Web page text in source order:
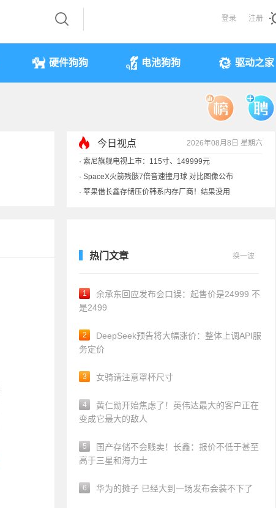
登录 注册
硬件狗狗 电池狗狗 驱动之家
今日视点 2026年08月8日 星期六
·索尼旗舰电视上市：115寸、149999元
· SpaceX火箭残骸7倍音速撞月球 对比图像公布
· 苹果借长鑫存储压价韩系内存厂商！结果没用
· 歌手汪峰：公司因AI已从1100人优化到400人
热门文章 换一波
1
余承东回应发布会口误：起售价是24999 不
是2499
2
DeepSeek预告将大幅涨价：整体上调API服
务定价
3 女骑请注意罩杯尺寸
4
黄仁勋开始焦虑了！英伟达最大的客户正在
变成它最大的敌人
5
国产存储不会贱卖！长鑫：报价不低于甚至
高于三星和海力士
6 华为的摊子 已经大到一场发布会装不下了